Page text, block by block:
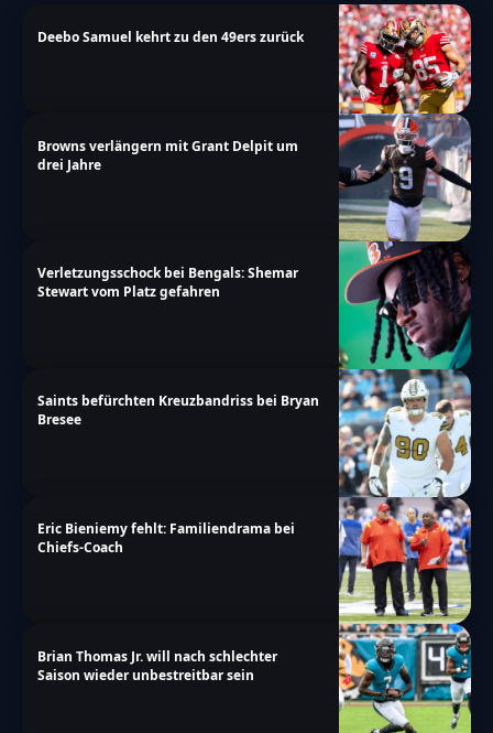
Deebo Samuel kehrt zu den 49ers zurück
Browns verlängern mit Grant Delpit um
drei Jahre
Verletzungsschock bei Bengals: Shemar
Stewart vom Platz gefahren
Saints befürchten Kreuzbandriss bei Bryan
Bresee
Eric Bieniemy fehlt: Familiendrama bei
Chiefs-Coach
Brian Thomas Jr. will nach schlechter
Saison wieder unbestreitbar sein